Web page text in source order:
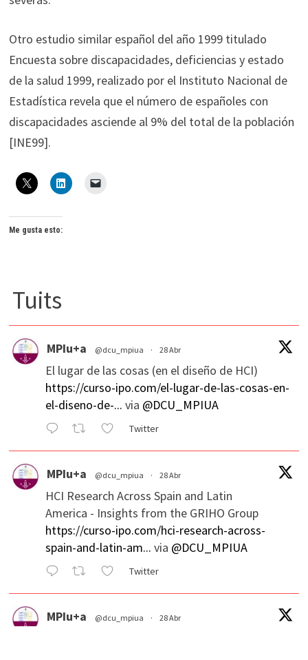
Otro estudio similar español del año 1999 titulado
Encuesta sobre discapacidades, deficiencias y estado
de la salud 1999, realizado por el Instituto Nacional de
Estadística revela que el número de españoles con
discapacidades asciende al 9% del total de la población
[INE99].
Me gusta esto:
Tuits
MPIu+a @dcu_mpiua · 28 Abr
El lugar de las cosas (en el diseño de HCI)
https://curso-ipo.com/el-lugar-de-las-cosas-en-
el-diseno-de-... via @DCU_MPIUA
Twitter
MPIu+a @dcu_mpiua · 28 Abr
HCI Research Across Spain and Latin
America - Insights from the GRIHO Group
https://curso-ipo.com/hci-research-across-
spain-and-latin-am... via @DCU_MPIUA
Twitter
MPIu+a @dcu_mpiua · 28 Abr